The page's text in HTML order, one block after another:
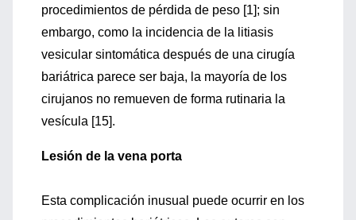
procedimientos de pérdida de peso [1]; sin
embargo, como la incidencia de la litiasis
vesicular sintomática después de una cirugía
bariátrica parece ser baja, la mayoría de los
cirujanos no remueven de forma rutinaria la
vesícula [15].
Lesión de la vena porta
Esta complicación inusual puede ocurrir en los